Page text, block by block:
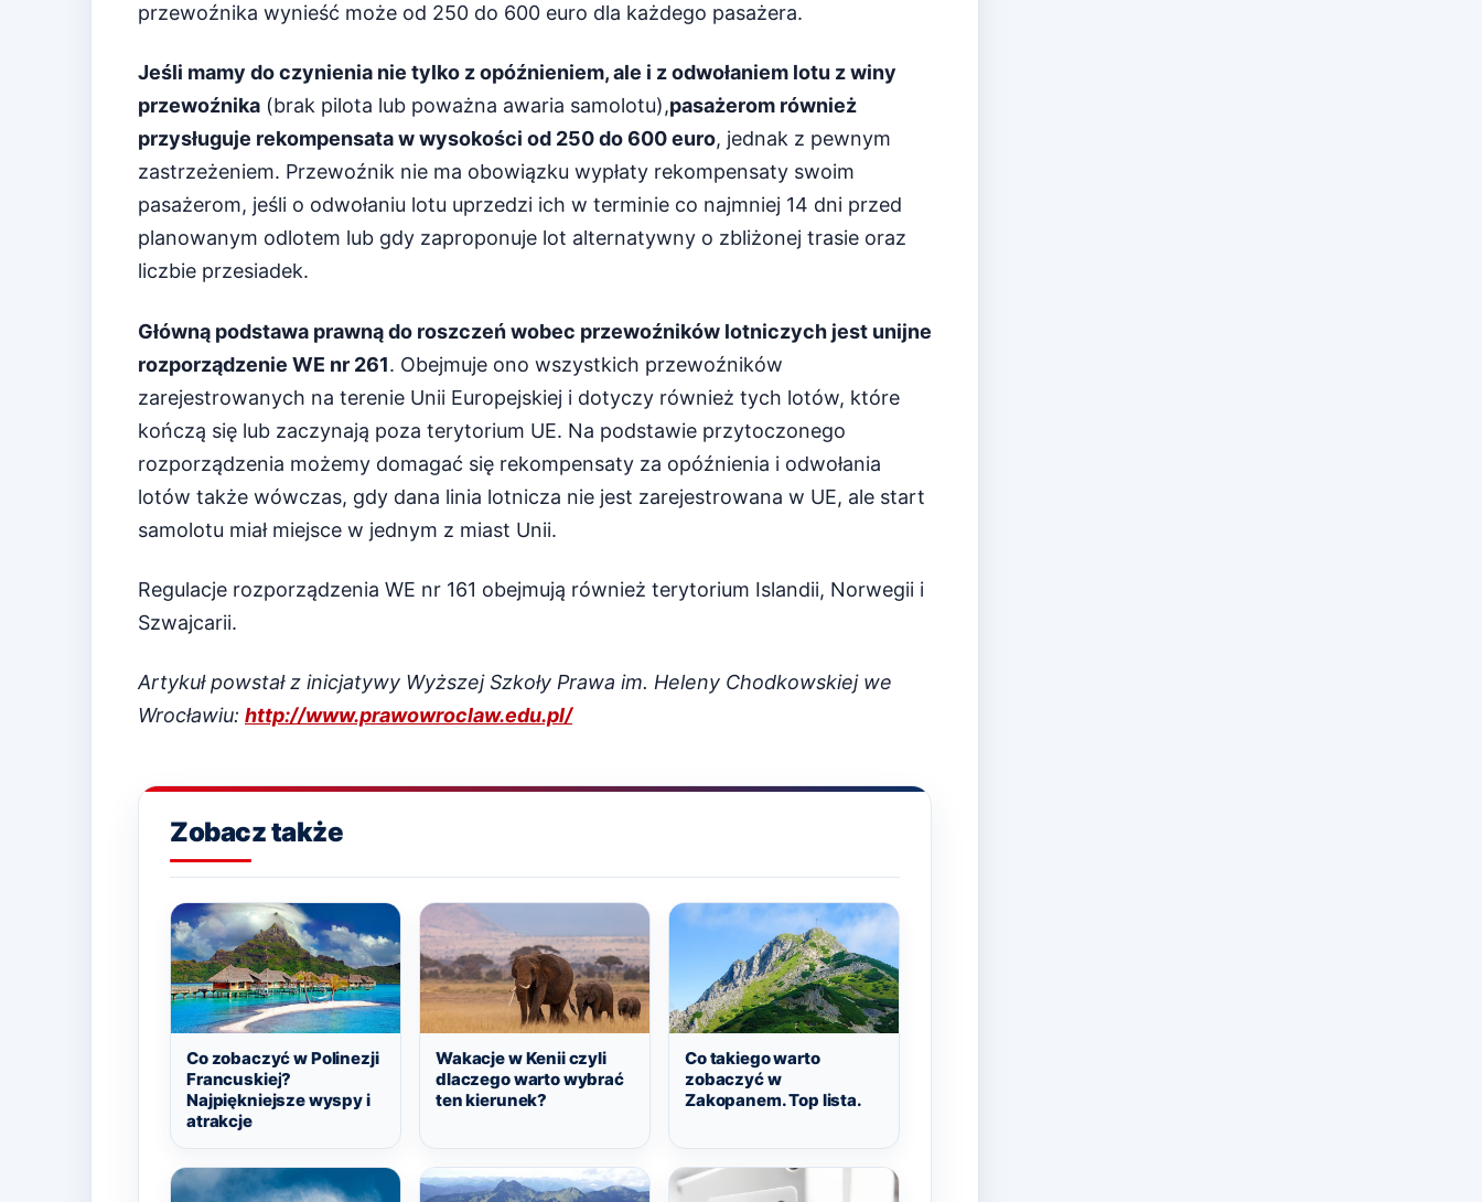
przewoźnika wynieść może od 250 do 600 euro dla każdego pasażera.
Jeśli mamy do czynienia nie tylko z opóźnieniem, ale i z odwołaniem lotu z winy
przewoźnika (brak pilota lub poważna awaria samolotu),pasażerom również
przysługuje rekompensata w wysokości od 250 do 600 euro, jednak z pewnym
zastrzeżeniem. Przewoźnik nie ma obowiązku wypłaty rekompensaty swoim
pasażerom, jeśli o odwołaniu lotu uprzedzi ich w terminie co najmniej 14 dni przed
planowanym odlotem lub gdy zaproponuje lot alternatywny o zbliżonej trasie oraz
liczbie przesiadek.
Główną podstawa prawną do roszczeń wobec przewoźników lotniczych jest unijne
rozporządzenie WE nr 261. Obejmuje ono wszystkich przewoźników
zarejestrowanych na terenie Unii Europejskiej i dotyczy również tych lotów, które
kończą się lub zaczynają poza terytorium UE. Na podstawie przytoczonego
rozporządzenia możemy domagać się rekompensaty za opóźnienia i odwołania
lotów także wówczas, gdy dana linia lotnicza nie jest zarejestrowana w UE, ale start
samolotu miał miejsce w jednym z miast Unii.
Regulacje rozporządzenia WE nr 161 obejmują również terytorium Islandii, Norwegii i
Szwajcarii.
Artykuł powstał z inicjatywy Wyższej Szkoły Prawa im. Heleny Chodkowskiej we
Wrocławiu: http://www.prawowroclaw.edu.pl/
Zobacz także
Co zobaczyć w Polinezji
Francuskiej?
Najpiękniejsze wyspy i
atrakcje
Wakacje w Kenii czyli
dlaczego warto wybrać
ten kierunek?
Co takiego warto
zobaczyć w
Zakopanem. Top lista.